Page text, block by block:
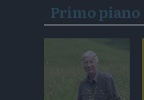
Primo piano